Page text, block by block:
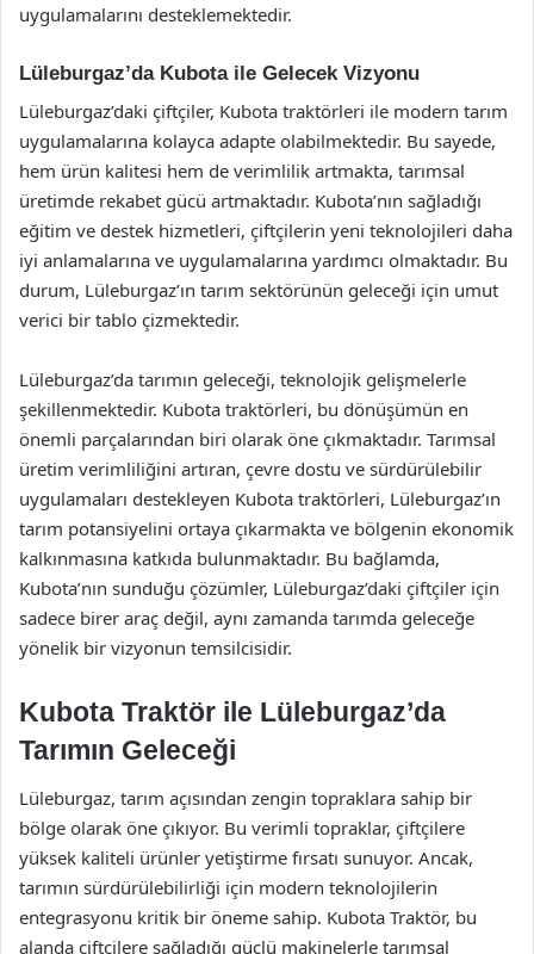
uygulamalarını desteklemektedir.
Lüleburgaz’da Kubota ile Gelecek Vizyonu
Lüleburgaz’daki çiftçiler, Kubota traktörleri ile modern tarım
uygulamalarına kolayca adapte olabilmektedir. Bu sayede,
hem ürün kalitesi hem de verimlilik artmakta, tarımsal
üretimde rekabet gücü artmaktadır. Kubota’nın sağladığı
eğitim ve destek hizmetleri, çiftçilerin yeni teknolojileri daha
iyi anlamalarına ve uygulamalarına yardımcı olmaktadır. Bu
durum, Lüleburgaz’ın tarım sektörünün geleceği için umut
verici bir tablo çizmektedir.
Lüleburgaz’da tarımın geleceği, teknolojik gelişmelerle
şekillenmektedir. Kubota traktörleri, bu dönüşümün en
önemli parçalarından biri olarak öne çıkmaktadır. Tarımsal
üretim verimliliğini artıran, çevre dostu ve sürdürülebilir
uygulamaları destekleyen Kubota traktörleri, Lüleburgaz’ın
tarım potansiyelini ortaya çıkarmakta ve bölgenin ekonomik
kalkınmasına katkıda bulunmaktadır. Bu bağlamda,
Kubota’nın sunduğu çözümler, Lüleburgaz’daki çiftçiler için
sadece birer araç değil, aynı zamanda tarımda geleceğe
yönelik bir vizyonun temsilcisidir.
Kubota Traktör ile Lüleburgaz’da
Tarımın Geleceği
Lüleburgaz, tarım açısından zengin topraklara sahip bir
bölge olarak öne çıkıyor. Bu verimli topraklar, çiftçilere
yüksek kaliteli ürünler yetiştirme fırsatı sunuyor. Ancak,
tarımın sürdürülebilirliği için modern teknolojilerin
entegrasyonu kritik bir öneme sahip. Kubota Traktör, bu
alanda çiftçilere sağladığı güçlü makinelerle tarımsal